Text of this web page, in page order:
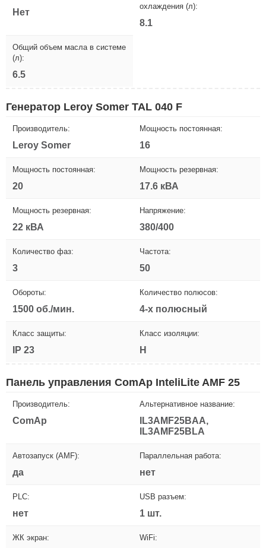
Нет
охлаждения (л):
8.1
Общий объем масла в системе
(л):
6.5
Генератор Leroy Somer TAL 040 F
Производитель:
Leroy Somer
Мощность постоянная:
16
Мощность постоянная:
20
Мощность резервная:
17.6 кВА
Мощность резервная:
22 кВА
Напряжение:
380/400
Количество фаз:
3
Частота:
50
Обороты:
1500 об./мин.
Количество полюсов:
4-х полюсный
Класс защиты:
IP 23
Класс изоляции:
H
Панель управления ComAp InteliLite AMF 25
Производитель:
ComAp
Альтернативное название:
IL3AMF25BAA,
IL3AMF25BLA
Автозапуск (AMF):
да
Параллельная работа:
нет
PLC:
нет
USB разъем:
1 шт.
ЖК экран: WiFi: